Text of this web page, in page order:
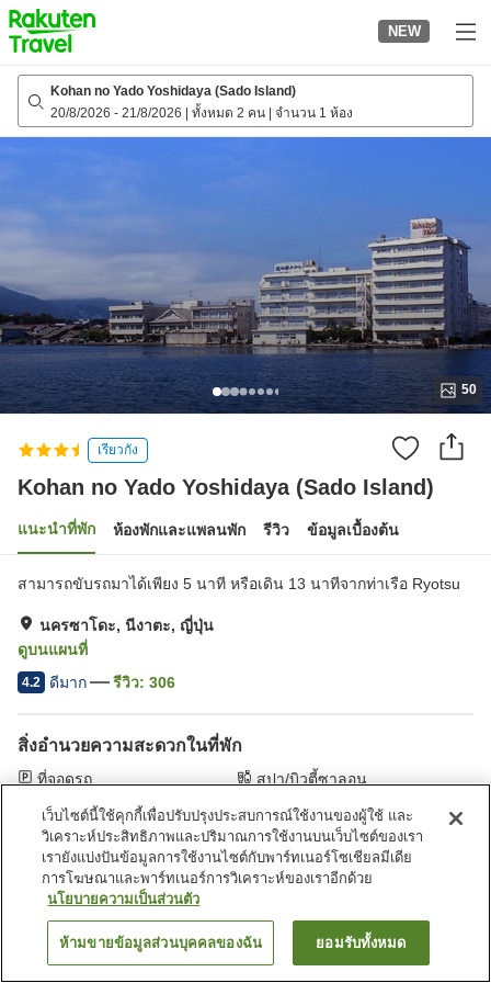
to
top
page
NEW
Kohan no Yado Yoshidaya (Sado Island)
20/8/2026 - 21/8/2026 ทั้งหมด 2 คน จำนวน 1 ห้อง
50
เรียวกัง
Kohan no Yado Yoshidaya (Sado Island)
แนะนำที่พัก ห้องพักและแพลนพัก รีวิว ข้อมูลเบื้องต้น
สามารถขับรถมาได้เพียง 5 นาที หรือเดิน 13 นาทีจากท่าเรือ Ryotsu
นครซาโดะ, นีงาตะ, ญี่ปุ่น
ดูบนแผนที่
4.2 ดีมาก รีวิว: 306
สิ่งอำนวยความสะดวกในที่พัก
ที่จอดรถ
สปา/บิวตี้ซาลอน
หน้าแรก ญี่ปุ่น นีงาตะ
นครซาโดะ
Kohan no Yado Yoshidaya (Sado Island)
ค้นหาห้องพัก
เว็บไซต์นี้ใช้คุกกี้เพื่อปรับปรุงประสบการณ์ใช้งานของผู้ใช้ และ
วิเคราะห์ประสิทธิภาพและปริมาณการใช้งานบนเว็บไซต์ของเรา
เรายังแบ่งปันข้อมูลการใช้งานไซต์กับพาร์ทเนอร์โซเชียลมีเดีย
การโฆษณาและพาร์ทเนอร์การวิเคราะห์ของเราอีกด้วย
นโยบายความเป็นส่วนตัว
ห้ามขายข้อมูลส่วนบุคคลของฉัน ยอมรับทั้งหมด